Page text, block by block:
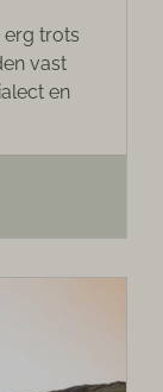
erg trots
vast
en